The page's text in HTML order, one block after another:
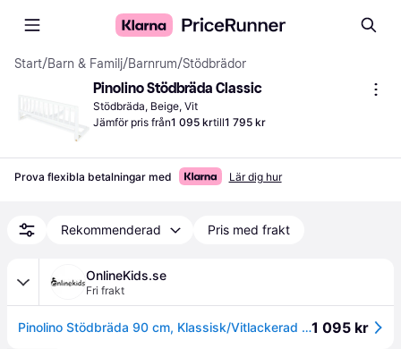
Start/Barn & Familj/Barnrum/Stödbrädor
Pinolino Stödbräda Classic
Stödbräda, Beige, Vit
Jämför pris från1 095 krtill1 795 kr
Prova flexibla betalningar med Lär dig hur
Rekommenderad Pris med frakt
OnlineKids.se
Fri frakt
Pinolino Stödbräda 90 cm, Klassisk/Vitlackerad bok1 095 kr